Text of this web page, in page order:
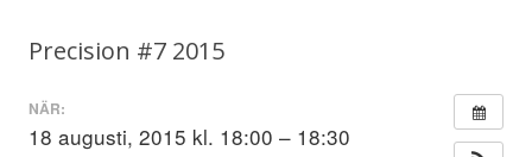
Precision #7 2015
NÄR:
18 augusti, 2015 kl. 18:00 – 18:30